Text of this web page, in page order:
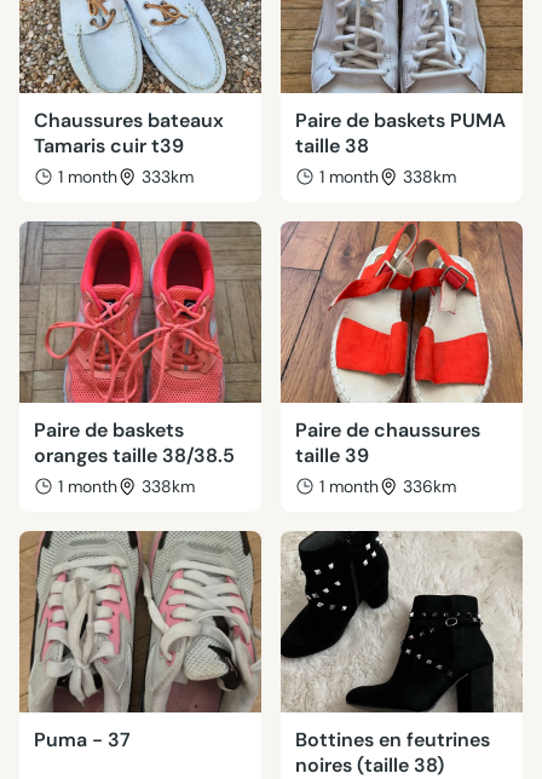
Chaussures bateaux
Tamaris cuir t39
1 month 333km
Paire de baskets PUMA
taille 38
1 month 338km
Paire de baskets
oranges taille 38/38.5
1 month 338km
Paire de chaussures
taille 39
1 month 336km
Puma - 37
Bottines en feutrines
noires (taille 38)